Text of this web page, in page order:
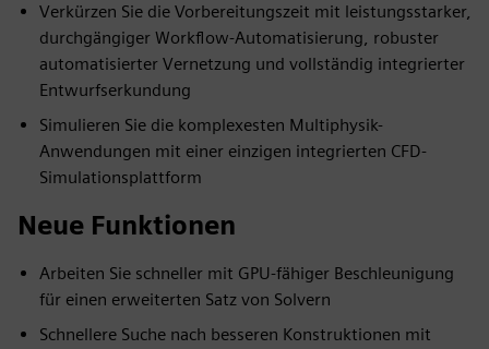
Verkürzen Sie die Vorbereitungszeit mit leistungsstarker,
durchgängiger Workflow-Automatisierung, robuster
automatisierter Vernetzung und vollständig integrierter
Entwurfserkundung
Simulieren Sie die komplexesten Multiphysik-
Anwendungen mit einer einzigen integrierten CFD-
Simulationsplattform
Neue Funktionen
Arbeiten Sie schneller mit GPU-fähiger Beschleunigung
für einen erweiterten Satz von Solvern
Schnellere Suche nach besseren Konstruktionen mit